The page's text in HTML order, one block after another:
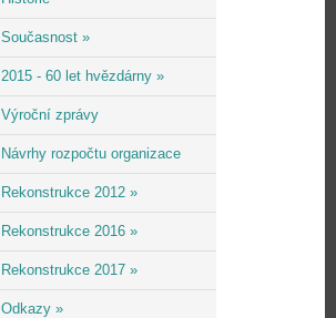
Současnost »
2015 - 60 let hvězdárny »
Výroční zprávy
Návrhy rozpočtu organizace
Rekonstrukce 2012 »
Rekonstrukce 2016 »
Rekonstrukce 2017 »
Odkazy »